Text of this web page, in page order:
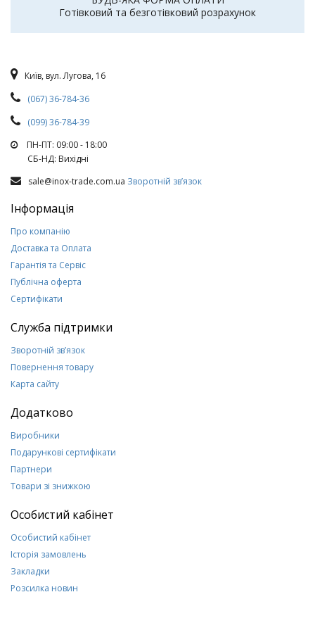
Готівковий та безготівковий розрахунок
Київ, вул. Лугова, 16
(067) 36-784-36
(099) 36-784-39
ПН-ПТ: 09:00 - 18:00
СБ-НД: Вихiднi
sale@inox-trade.com.ua Зворотній зв’язок
Інформація
Про компанію
Доставка та Оплата
Гарантія та Сервіс
Публічна оферта
Сертифікати
Служба підтримки
Зворотній зв’язок
Повернення товару
Карта сайту
Додатково
Виробники
Подарункові сертифікати
Партнери
Товари зі знижкою
Особистий кабінет
Особистий кабінет
Історія замовлень
Закладки
Розсилка новин